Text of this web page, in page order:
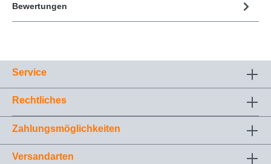
Bewertungen
Service
Rechtliches
Zahlungsmöglichkeiten
Versandarten